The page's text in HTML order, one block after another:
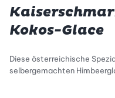
Kokos-Glace
Diese österreichische
selbergemachten